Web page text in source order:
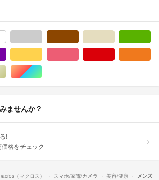
色系
ゴールド/金色系マルチカラー
ませんか？
!
格をチェック
（マクロス） スマホ/家電/カメラ 美容/健康
メンズ